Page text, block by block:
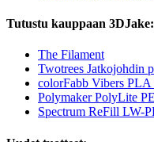
Tutustu kauppaan 3DJake:
The Filament
Twotrees Jatkojohdin
colorFabb Vibers PLA
Polymaker PolyLite
Spectrum ReFill LW-